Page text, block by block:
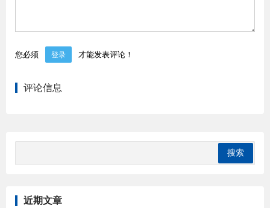
您必须 登录 才能发表评论！
评论信息
近期文章